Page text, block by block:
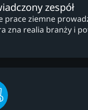
zespół
prace ziemne
zna realia branży i